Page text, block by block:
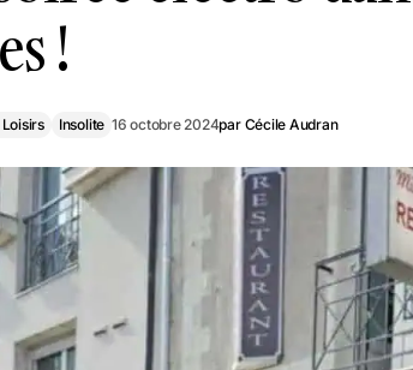
!
Insolite 16 octobre 2024par Cécile Audran